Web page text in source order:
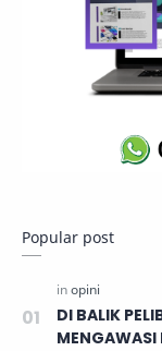
Popular post
DI BALIK
MENGAWASI